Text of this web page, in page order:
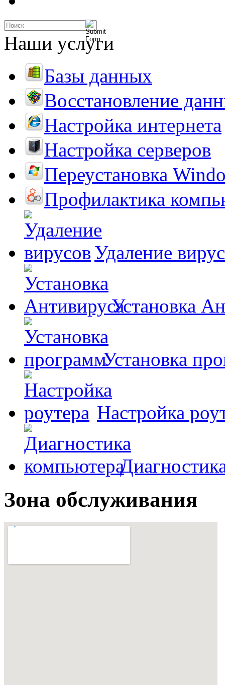
Наши услуги
Базы данных
Восстановление
Настройка интернета
Настройка серверов
Переустановка
Профилактика
Удаление
Установка
Установка
Настройка
Зона обслуживания